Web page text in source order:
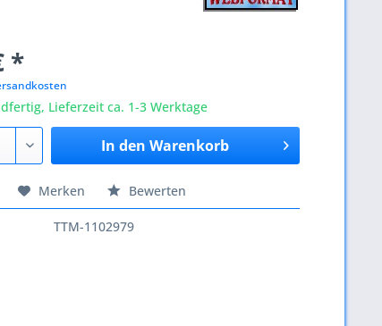
*
Lieferzeit ca. 1-3 Werktage
In den Warenkorb
Merken Bewerten
TTM-1102979